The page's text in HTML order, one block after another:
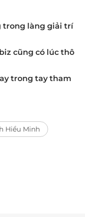
trong làng giải trí
cũng có lúc thô
trong tay tham
Hiểu Minh